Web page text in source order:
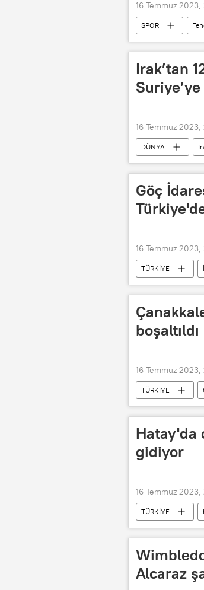
16 Temmuz
SPOR
Irak’tan
16 Temmuz 2023,
DÜNYA
Ziyaret
Göç
16 Temmuz 2023,
TÜRKİYE
Kaçak göçmen
boşaltıldı
16 Temmuz 2023,
TÜRKİYE
Hatay'da
gidiyor
16 Temmuz 2023,
TÜRKİYE
Ali Yerlikaya
Alcaraz